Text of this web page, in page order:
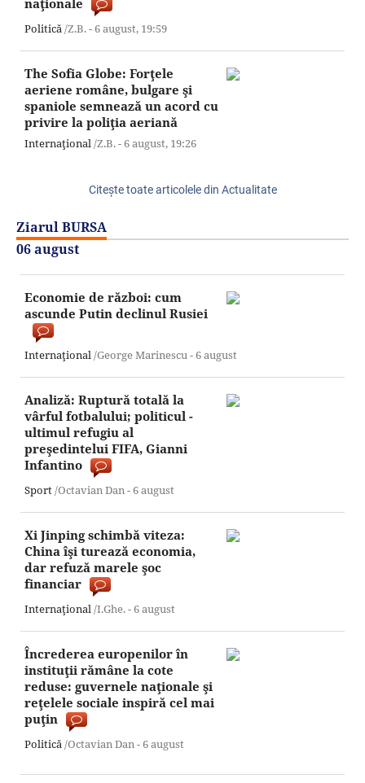
naţionale
Politică/Z.B. -6 august, 19:59
The Sofia Globe: Forţele
aeriene române, bulgare şi
spaniole semnează un acord cu
privire la poliţia aeriană
Internaţional/Z.B. -6 august, 19:26
Citeşte toate articolele din Actualitate
Ziarul BURSA
06 august
Economie de război: cum
ascunde Putin declinul Rusiei
Internaţional/George Marinescu -6 august
Analiză: Ruptură totală la
vârful fotbalului; politicul -
ultimul refugiu al
preşedintelui FIFA, Gianni
Infantino
Sport/Octavian Dan -6 august
Xi Jinping schimbă viteza:
China îşi turează economia,
dar refuză marele şoc
financiar
Internaţional/I.Ghe. -6 august
Încrederea europenilor în
instituţii rămâne la cote
reduse: guvernele naţionale şi
reţelele sociale inspiră cel mai
puţin
Politică/Octavian Dan -6 august